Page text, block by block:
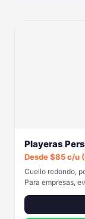
Playeras
Desde $85 c/u
Cuello redondo,
Para empresas,